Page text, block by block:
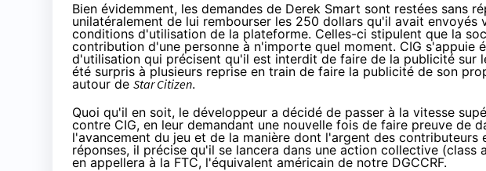
Bien évidemment, les demandes de Derek Smart sont restées sans
unilatéralement de lui rembourser les 250 dollars qu'il avait
conditions d'utilisation de la plateforme. Celles-ci stipulent que la
contribution d'une personne à n'importe quel moment. CIG s'appuie
d'utilisation qui précisent qu'il est interdit de faire de la publicité sur
été surpris à plusieurs reprise en train de faire la publicité de son
autour de Star Citizen.
Quoi qu'il en soit, le développeur a décidé de passer à la vitesse
contre CIG, en leur demandant une nouvelle fois de faire preuve de
l'avancement du jeu et de la manière dont l'argent des contributeurs
réponses, il précise qu'il se lancera dans une action collective
en appellera à la FTC, l'équivalent américain de notre DGCCRF.